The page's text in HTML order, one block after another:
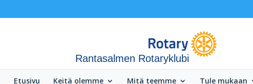
Rantasalmen Rotaryklubi
Etusivu Keitä olemme Mitä teemme Tule mukaan